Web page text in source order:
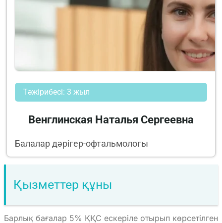
Тәжірибесі: 3 жыл
Венглинская Наталья Сергеевна
Балалар дәрігер-офтальмологы
Қызметтер құны
Барлық бағалар 5% ҚҚС ескеріле отырып көрсетілген